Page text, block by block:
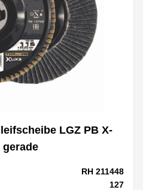
LGZ PB X-
gerade
RH 211448
127